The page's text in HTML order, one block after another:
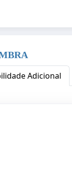
Adicional